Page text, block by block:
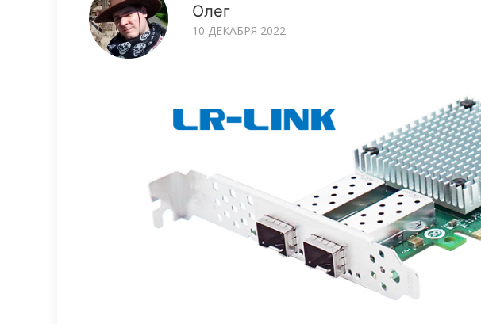
Олег
10 ДЕКАБРЯ 2022